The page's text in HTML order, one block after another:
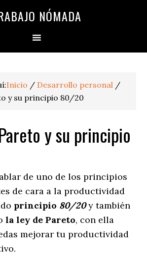
NÓMADA
Inicio / Desarrollo personal /
y su principio 80/20
y su principio
de uno de los principios
de cara a la productividad
principio 80/20y también
la ley de Pareto, con ella
mejorar tu productividad